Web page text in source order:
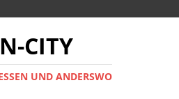
CITY
UND ANDERSWO